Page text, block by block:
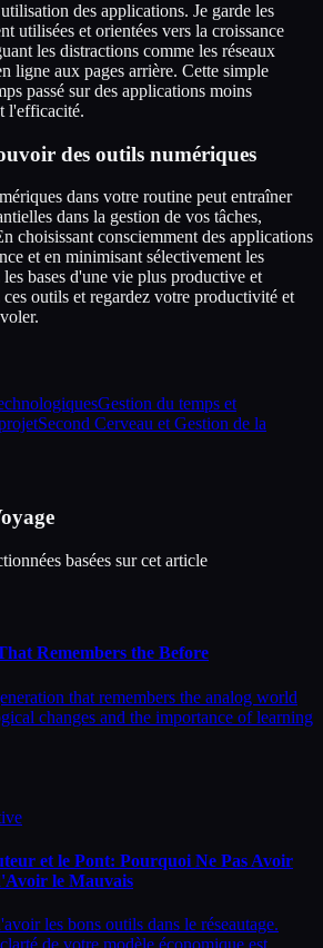
des applications. Je garde les
utilisées et orientées vers la croissance
les distractions comme les réseaux
ligne aux pages arrière. Cette simple
passé sur des applications moins
l'efficacité.
des outils numériques
dans votre routine peut entraîner
dans la gestion de vos tâches,
choisissant consciemment des applications
et en minimisant sélectivement les
bases d'une vie plus productive et
outils et regardez votre productivité et
Gestion du temps et
Second Cerveau et Gestion de la
basées sur cet article
Remembers the Before
that remembers the analog world
changes and the importance of learning
et le Pont: Pourquoi Ne Pas Avoir
le Mauvais
les bons outils dans le réseautage.